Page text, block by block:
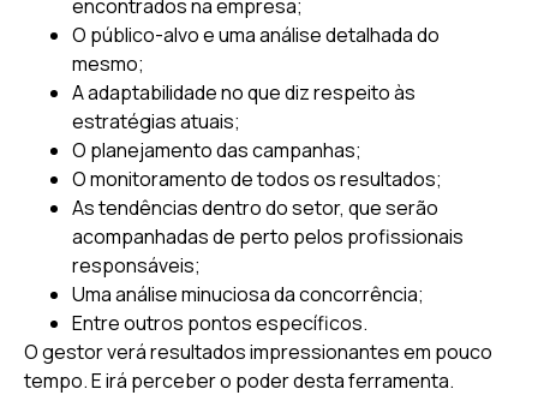
encontrados na empresa;
O público-alvo e uma análise detalhada do
mesmo;
A adaptabilidade no que diz respeito às
estratégias atuais;
O planejamento das campanhas;
O monitoramento de todos os resultados;
As tendências dentro do setor, que serão
acompanhadas de perto pelos profissionais
responsáveis;
Uma análise minuciosa da concorrência;
Entre outros pontos específicos.
O gestor verá resultados impressionantes em pouco
tempo. E irá perceber o poder desta ferramenta.